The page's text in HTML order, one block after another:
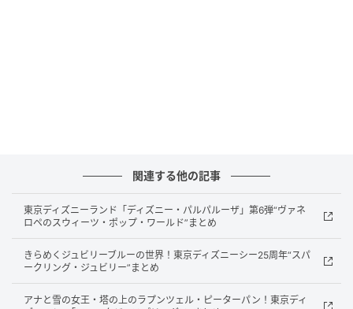
したアンケートで約90%が「生理中のストレスが軽く
なった」と回答しており、その実績をベースに、生理
期間以外の日常的なおりもの対策という新しい用途へ
展開した商品です。
先行販売は簡易パッケージによる数量限定での提供と
なり、反響をもとに正式パッケージで8月に本格発売す
関連する他の記事
東京ディズニーランド「ディズニー・パルパルーザ」第6弾“ヴァネ
ロペのスウィーツ・ポップ・ワールド”まとめ
きらめくジュビリーブルーの世界！東京ディズニーシー25周年“スパ
ークリング・ジュビリー”まとめ
アナと雪の女王・塔の上のラプンツェル・ピーターパン！東京ディ